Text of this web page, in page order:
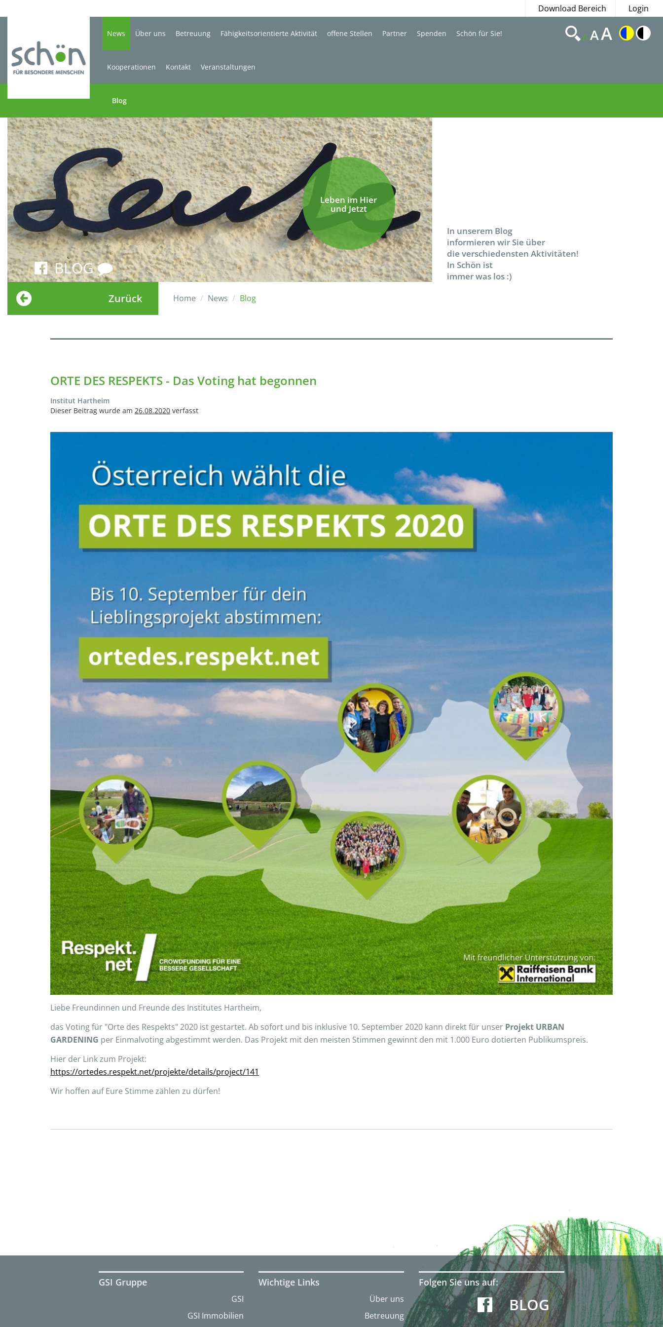
Download Bereich Login
News
Blog
Über uns Betreuung Fähigkeitsorientierte Aktivität offene Stellen Partner Spenden Schön für Sie!
Kooperationen Kontakt Veranstaltungen
AAA
Leben im Hier
und Jetzt
BLOG
In unserem Blog
informieren wir Sie über
die verschiedensten Aktivitäten!
In Schön ist
immer was los :)
Zurück Home News Blog
ORTE DES RESPEKTS - Das Voting hat begonnen
Institut Hartheim
Dieser Beitrag wurde am 26.08.2020 verfasst
Liebe Freundinnen und Freunde des Institutes Hartheim,
das Voting für "Orte des Respekts" 2020 ist gestartet. Ab sofort und bis inklusive 10. September 2020 kann direkt für unser Projekt URBAN
GARDENING per Einmalvoting abgestimmt werden. Das Projekt mit den meisten Stimmen gewinnt den mit 1.000 Euro dotierten Publikumspreis.
Hier der Link zum Projekt:
https://ortedes.respekt.net/projekte/details/project/141
Wir hoffen auf Eure Stimme zählen zu dürfen!
GSI Gruppe
GSI
GSI Immobilien
Wichtige Links
Über uns
Betreuung
Folgen Sie uns auf:
BLOG